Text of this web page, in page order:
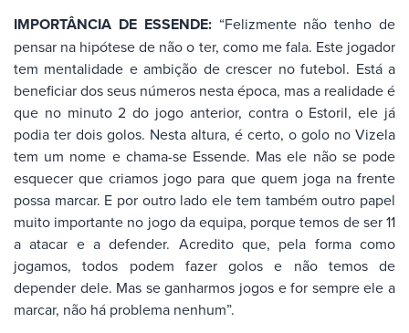
IMPORTÂNCIA DE ESSENDE:“Felizmente não tenho de
pensar na hipótese de não o ter, como me fala. Este jogador
tem mentalidade e ambição de crescer no futebol. Está a
beneficiar dos seus números nesta época, mas a realidade é
que no minuto 2 do jogo anterior, contra o Estoril, ele já
podia ter dois golos. Nesta altura, é certo, o golo no Vizela
tem um nome e chama-se Essende. Mas ele não se pode
esquecer que criamos jogo para que quem joga na frente
possa marcar. E por outro lado ele tem também outro papel
muito importante no jogo da equipa, porque temos de ser 11
a atacar e a defender. Acredito que, pela forma como
jogamos, todos podem fazer golos e não temos de
depender dele. Mas se ganharmos jogos e for sempre ele a
marcar, não há problema nenhum”.